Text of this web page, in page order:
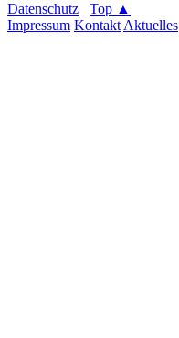
Datenschutz
Top ▲
Impressum Kontakt Aktuelles